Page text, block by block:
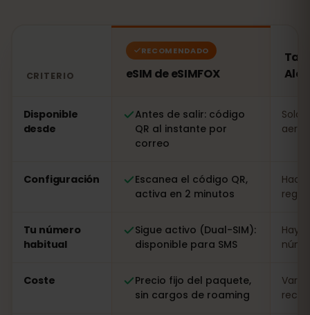
CRITERIO
RECOMENDADO
eSIM de eSIMFOX
Disponible
desde
Antes de salir: código
QR al instante por
correo
Solo
Configuración
Escanea el código QR,
activa en 2 minutos
Tu número
habitual
Sigue activo (Dual-SIM):
disponible para SMS
Hay
Coste
Precio fijo del paquete,
sin cargos de roaming